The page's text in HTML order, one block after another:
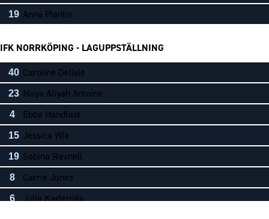
19 Anna Plantin
IFK NORRKÖPING - LAGUPPSTÄLLNING
40 Caroline Delisle
23 Maya Aliyah Antoine
4 Ebba Handfast
15 Jessica Wik
19 Sabina Ravnell
8 Carrie Jones
6 Julia Karlernäs